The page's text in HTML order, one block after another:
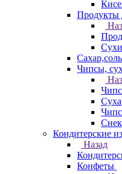
Продукты
Сахар,соль
Чипсы,
Кондитерские
Назад
Конфеты